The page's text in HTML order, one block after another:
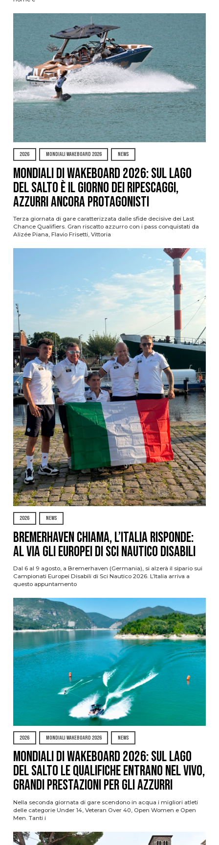
2026 MONDIALI WAKEBOARD 2026 NEWS
Mondiali di Wakeboard 2026: sul Lago
del Salto è il giorno dei ripescaggi,
azzurri ancora protagonisti
Terza giornata di gare caratterizzata dalle sfide decisive dei Last
Chance Qualifiers. Gran riscatto azzurro con i pass conquistati da
Alizée Piana, Flavio Frisetti, Vittoria
2026 NEWS
Bremerhaven chiama, l’Italia risponde:
al via gli Europei di Sci Nautico Disabili
Dal 6 al 9 agosto, a Bremerhaven (Germania), si alzerà il sipario sui
Campionati Europei Disabili di Sci Nautico 2026. L’Italia arriva a
questo appuntamento
2026 MONDIALI WAKEBOARD 2026 NEWS
Mondiali di Wakeboard 2026: sul Lago
del Salto le qualifiche entrano nel vivo,
grandi prestazioni per gli azzurri
Nella seconda giornata di gare scendono in acqua i migliori atleti
delle categorie Under 14, Veteran Over 40, Open Women e Open
Men. Tanti i